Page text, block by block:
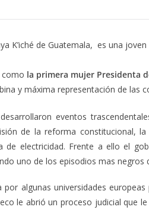
K’iché de Guatemala, es una
como la primera mujer Presidenta
y máxima representación de las
eventos
de la reforma constitucional,
de electricidad. Frente a ello el
uno de los episodios mas negros
por algunas universidades
le abrió un proceso judicial que